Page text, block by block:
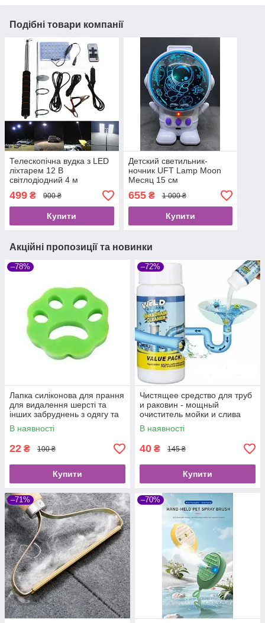
Подібні товари компанії
Телескопічна вудка з LED
ліхтарем 12 В
світлодіодний 4 м
499 ₴ 900 ₴
Купити
Детский светильник-
ночник UFT Lamp Moon
Месяц 15 см
655₴ 1 000 ₴
Купити
Акційні пропозиції та новинки
–78%
Лапка силіконова для прання
для видалення шерсті та
інших забруднень з одягу та
меблів
В наявності
22 ₴ 100 ₴
Купити
–72%
Чистящее средство для труб
и раковин - мощный
очиститель мойки и слива
Wild Tornado Sink Drain
Cleaner
В наявності
40 ₴ 145 ₴
Купити
–71% –70%